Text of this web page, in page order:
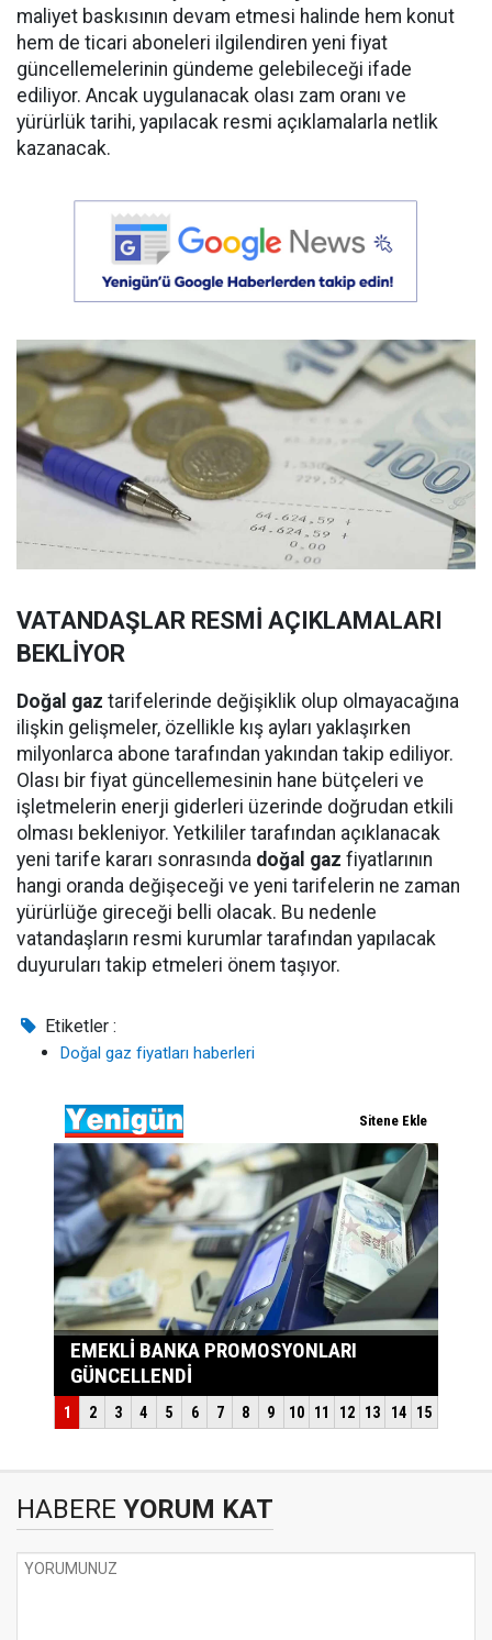
maliyet baskısının devam etmesi halinde hem konut
hem de ticari aboneleri ilgilendiren yeni fiyat
güncellemelerinin gündeme gelebileceği ifade
ediliyor. Ancak uygulanacak olası zam oranı ve
yürürlük tarihi, yapılacak resmi açıklamalarla netlik
kazanacak.
VATANDAŞLAR RESMİ AÇIKLAMALARI
BEKLİYOR
Doğal gaz tarifelerinde değişiklik olup olmayacağına
ilişkin gelişmeler, özellikle kış ayları yaklaşırken
milyonlarca abone tarafından yakından takip ediliyor.
Olası bir fiyat güncellemesinin hane bütçeleri ve
işletmelerin enerji giderleri üzerinde doğrudan etkili
olması bekleniyor. Yetkililer tarafından açıklanacak
yeni tarife kararı sonrasında doğal gaz fiyatlarının
hangi oranda değişeceği ve yeni tarifelerin ne zaman
yürürlüğe gireceği belli olacak. Bu nedenle
vatandaşların resmi kurumlar tarafından yapılacak
duyuruları takip etmeleri önem taşıyor.
Etiketler :
Doğal gaz fiyatları haberleri
HABERE YORUM KAT